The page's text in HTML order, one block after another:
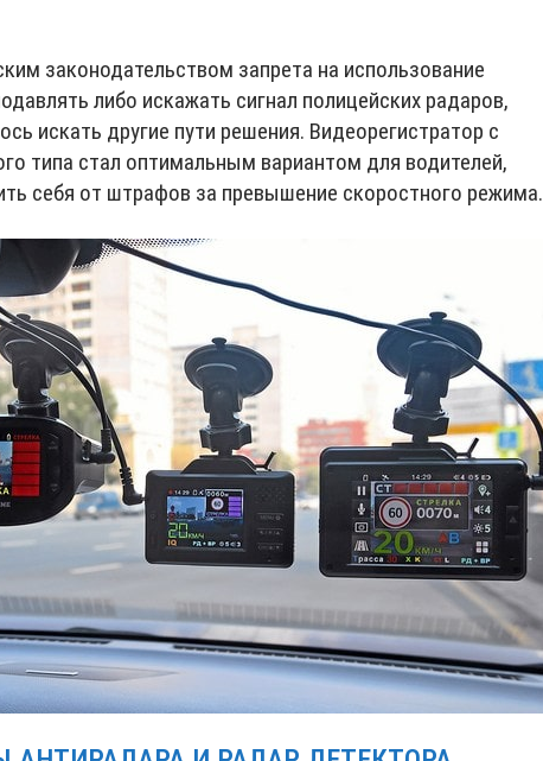
законодательством запрета на использование
либо искажать сигнал полицейских радаров,
искать другие пути решения. Видеорегистратор с
типа стал оптимальным вариантом для водителей,
себя от штрафов за превышение скоростного режима.